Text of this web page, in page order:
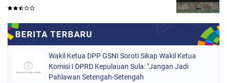
Wakil Ketua DPP GSNI Soroti Sikap Wakil Ketua
Komisi I DPRD Kepulauan Sula: "Jangan Jadi
Pahlawan Setengah-Setengah